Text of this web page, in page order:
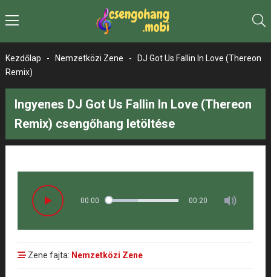
Kezdőlap - Nemzetközi Zene -
DJ Got Us Fallin In Love (Thereon
Remix)
Ingyenes DJ Got Us Fallin In Love (Thereon
Remix) csengőhang letöltése
00:00 00:20
Zene fajta: Nemzetközi Zene